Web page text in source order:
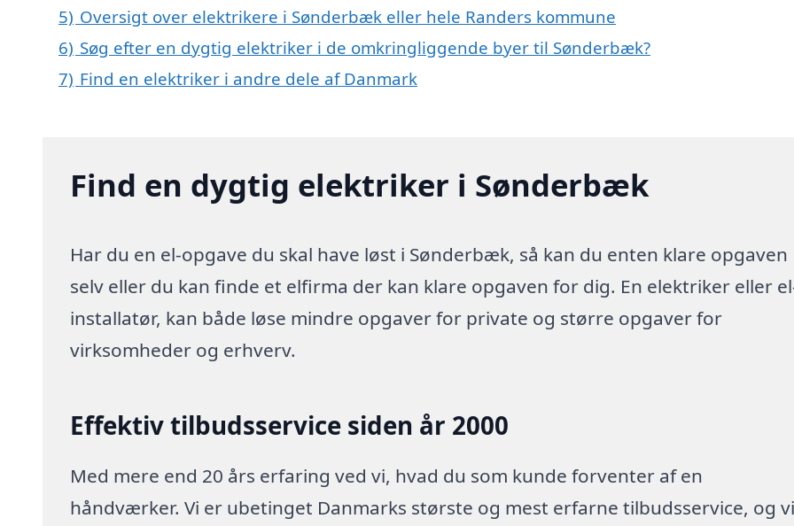
5) Oversigt over elektrikere i Sønderbæk eller hele Randers kommune
6) Søg efter en dygtig elektriker i de omkringliggende byer til Sønderbæk?
7) Find en elektriker i andre dele af Danmark
Find en dygtig elektriker i Sønderbæk
Har du en el-opgave du skal have løst i Sønderbæk, så kan du enten klare opgaven
selv eller du kan finde et elfirma der kan klare opgaven for dig. En elektriker eller
installatør, kan både løse mindre opgaver for private og større opgaver for
virksomheder og erhverv.
Effektiv tilbudsservice siden år 2000
Med mere end 20 års erfaring ved vi, hvad du som kunde forventer af en
håndværker. Vi er ubetinget Danmarks største og mest erfarne tilbudsservice, og